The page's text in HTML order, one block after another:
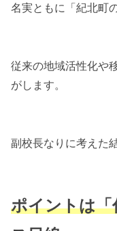
名実ともに「紀北町
従来の地域活性化や
がします。
副校長なりに考えた結
ポイントは「